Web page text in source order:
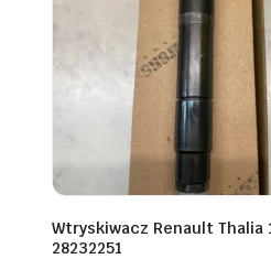
Wtryskiwacz Renault Thalia
28232251